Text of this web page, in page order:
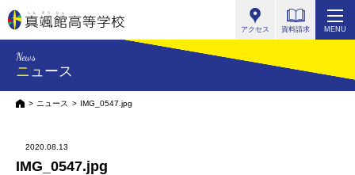
アクセス 資料請求 MENU
News
ニュース
HOMEニュース IMG_0547.jpg
2020.08.13
IMG_0547.jpg